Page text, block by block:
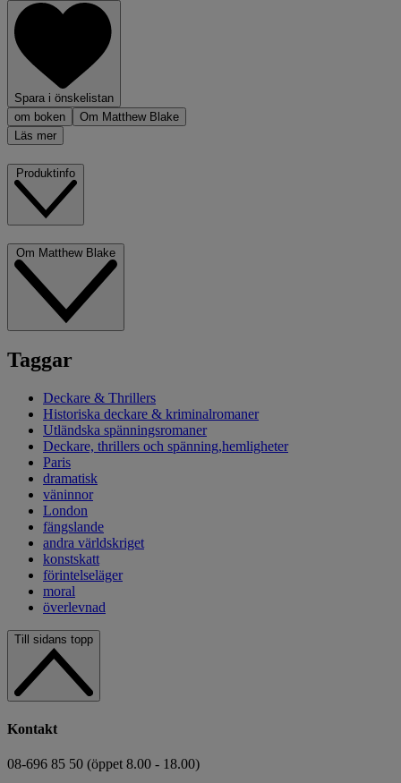
Spara i önskelistan
om boken
Om Matthew Blake
Läs mer
Taggar
Deckare & Thrillers
Historiska deckare & kriminalromaner
Utländska spänningsromaner
Deckare, thrillers och spänning,hemligheter
Paris
dramatisk
väninnor
London
fängslande
andra världskriget
konstskatt
förintelseläger
moral
överlevnad
Till sidans topp
Kontakt
08-696 85 50 (öppet 8.00 - 18.00)